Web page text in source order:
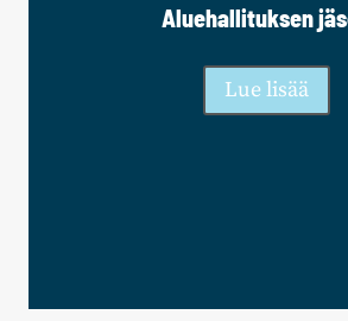
Aluehallituksen
Lue lisää